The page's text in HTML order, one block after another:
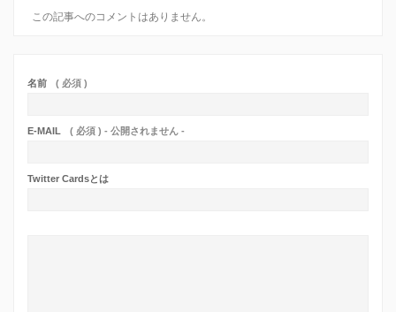
この記事へのコメントはありません。
名前 ( 必須 )
E-MAIL ( 必須 ) - 公開されません -
Twitter Cardsとは